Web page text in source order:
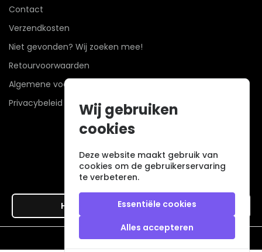
Contact
Verzendkosten
Niet gevonden? Wij zoeken mee!
Retourvoorwaarden
Algemene voorwaarden
Privacybeleid
Hier de overeenkomst ontbinden
Wij gebruiken
cookies
Deze website maakt gebruik van
cookies om de gebruikerservaring
te verbeteren.
Essentiële cookies
Alles accepteren